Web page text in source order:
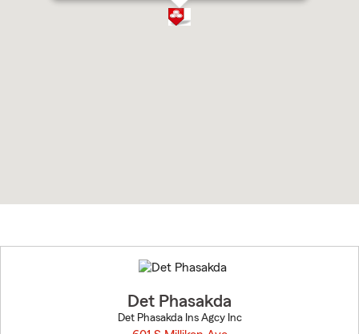
to
before
Det Phasakda
Det Phasakda Ins Agcy Inc